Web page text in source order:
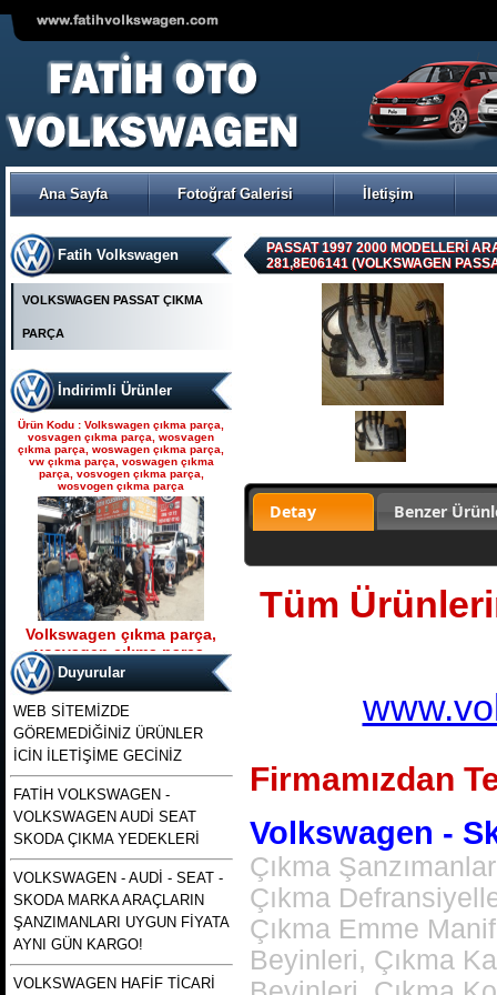
Ana Sayfa Fotoğraf Galerisi İletişim
Fatih Volkswagen
VOLKSWAGEN PASSAT ÇIKMA
PARÇA
İndirimli Ürünler
VOLKSWAGEN POLO ÇIKMA
ORJİNAL TRW-KOYO
POMPASI
Ürün Kodu : Seat çıkma parça, seat
çıkma, seat parça, seat yedek parça,
seat çıkma orjinal parça, seat çıkma
yedekleri, ankara seat parça, fatih seat,
fatih seat parçaları,
Seat çıkma parça, seat
çıkma, seat parça, seat
yedek parça, seat çıkma
orjinal parça, seat çıkma par
Ürün Kodu : Volkswagen çıkma parça,
vosvagen çıkma parça, wosvagen
çıkma parça, woswagen çıkma parça,
vw çıkma parça, voswagen çıkma
parça, vosvogen çıkma parça,
wosvogen çıkma parça
Volkswagen çıkma parça,
vosvagen çıkma parça,
wosvagen çıkma parça,
woswagen çıkma parça, vw
çıkma p
Ürün Kodu : t5 kasa transporter 2500 tdı
130 beygirlik çıkma motor
t5 kasa transporter 2500 tdı
130 beygirlik çıkma motor
2000 2001 2002 modellere uyumlu
çıkma merkezi kilit pompası , polo
merkezi kilit motoru, polo classıc ve
heşbekler icin merkezi kilit kontrol
pompası
Duyurular
WEB SİTEMİZDE
GÖREMEDİĞİNİZ ÜRÜNLER
İCİN İLETİŞİME GECİNİZ
FATİH VOLKSWAGEN -
VOLKSWAGEN AUDİ SEAT
SKODA ÇIKMA YEDEKLERİ
VOLKSWAGEN - AUDİ - SEAT -
SKODA MARKA ARAÇLARIN
ŞANZIMANLARI UYGUN FİYATA
AYNI GÜN KARGO!
VOLKSWAGEN HAFİF TİCARİ
PASSAT 1997 2000 MODELLERİ
281,8E06141 (VOLKSWAGEN
Detay Benzer
Tüm
Firmamızdan
Volkswagen -
Çıkma
Çıkma
Çıkma Emme
Beyinleri, Çıkma